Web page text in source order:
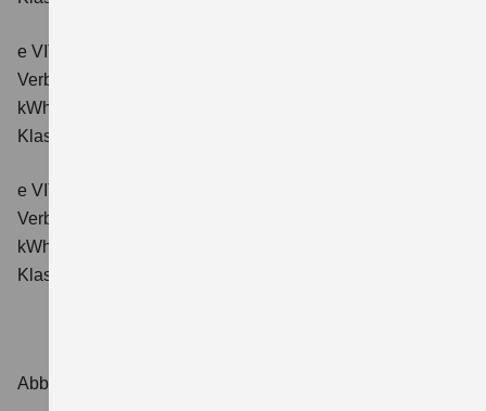
e VITARA eAxle Comfort+ (61 kWh-Batterie)
Verbrauchswerte: Energieverbrauch kombiniert: 15,1
kWh/100km; CO₂-Emissionen kombiniert: 0 g/km; CO₂-
Klasse: A.
e VITARA eAxle ALLGRIP-e Comfort+ (61 kWh-Batterie)
Verbrauchswerte: Energieverbrauch kombiniert: 16,6
kWh/100 km; CO₂-Emissionen kombiniert: 0 g/km; CO₂-
Klasse: A.
Abbildungen zeigen Sonderausstattungen.